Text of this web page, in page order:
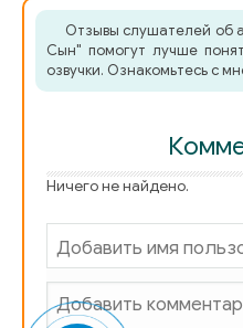
Отзывы слушателей об
Сын" помогут лучше
озвучки. Ознакомьтесь с
Ничего не найдено.